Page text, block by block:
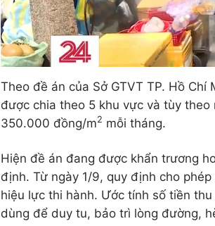
Theo đề án của Sở GTVT TP. Hồ
được chia theo 5 khu vực và tùy
350.000 đồng/m2 mỗi tháng.
Hiện đề án đang được khẩn trương
định. Từ ngày 1/9, quy định cho
hiệu lực thi hành. Ước tính số tiền
dùng để duy tu, bảo trì lòng đường,